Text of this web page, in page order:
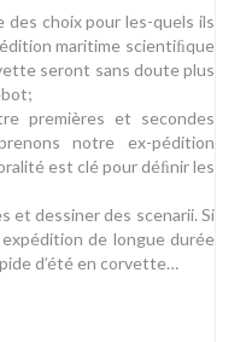
des choix pour les-quels ils
maritime scientiﬁque
seront sans doute plus
premières et secondes
notre ex-pédition
est clé pour déﬁnir les
et dessiner des scenarii. Si
de longue durée
d’été en corvette…